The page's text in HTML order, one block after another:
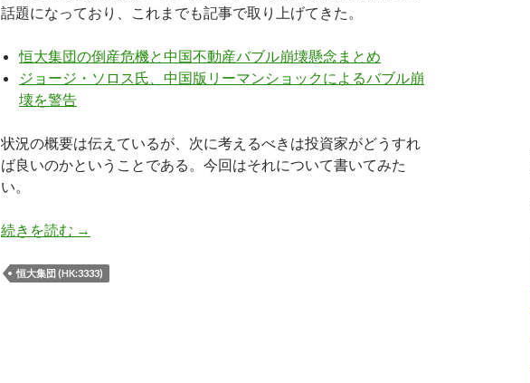
話題になっており、これまでも記事で取り上げてきた。
恒大集団の倒産危機と中国不動産バブル崩壊懸念まとめ
ジョージ・ソロス氏、中国版リーマンショックによるバブル崩
壊を警告
状況の概要は伝えているが、次に考えるべきは投資家がどうすれ
ば良いのかということである。今回はそれについて書いてみた
い。
続きを読む 恒大集団倒産と中国不動産バブル崩壊で空売りすべき銘柄リスト
→
恒大集団 (HK:3333)